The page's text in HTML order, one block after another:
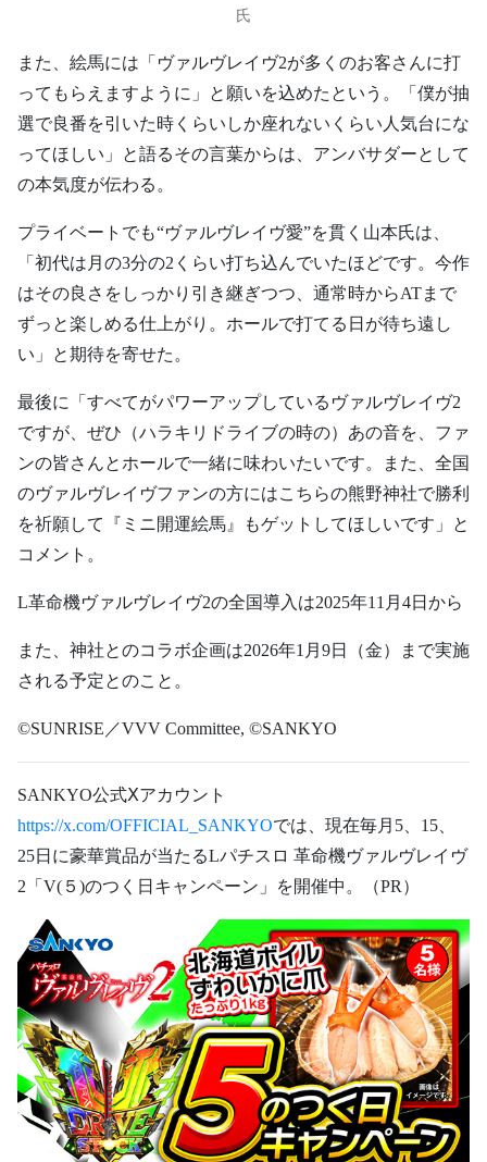
氏
また、絵馬には「ヴァルヴレイヴ2が多くのお客さんに打
ってもらえますように」と願いを込めたという。「僕が抽
選で良番を引いた時くらいしか座れないくらい人気台にな
ってほしい」と語るその言葉からは、アンバサダーとして
の本気度が伝わる。
プライベートでも“ヴァルヴレイヴ愛”を貫く山本氏は、
「初代は月の3分の2くらい打ち込んでいたほどです。今作
はその良さをしっかり引き継ぎつつ、通常時からATまで
ずっと楽しめる仕上がり。ホールで打てる日が待ち遠し
い」と期待を寄せた。
最後に「すべてがパワーアップしているヴァルヴレイヴ2
ですが、ぜひ（ハラキリドライブの時の）あの音を、ファ
ンの皆さんとホールで一緒に味わいたいです。また、全国
のヴァルヴレイヴファンの方にはこちらの熊野神社で勝利
を祈願して『ミニ開運絵馬』もゲットしてほしいです」と
コメント。
L革命機ヴァルヴレイヴ2の全国導入は2025年11月4日から
また、神社とのコラボ企画は2026年1月9日（金）まで実施
される予定とのこと。
©︎SUNRISE／VVV Committee, ©︎SANKYO
SANKYO公式Ⅹアカウント
https://x.com/OFFICIAL_SANKYOでは、現在毎月5、15、
25日に豪華賞品が当たるLパチスロ 革命機ヴァルヴレイヴ
2「V(５)のつく日キャンペーン」を開催中。（PR）